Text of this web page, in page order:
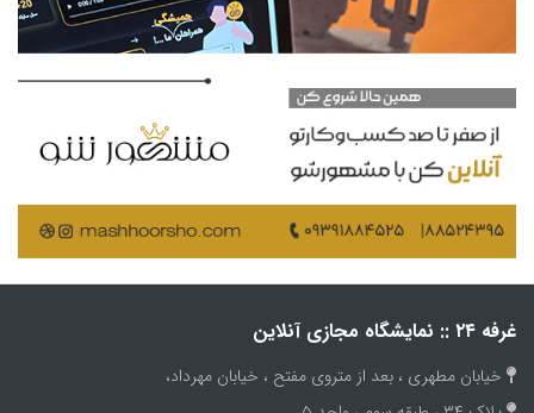
غرفه ۲۴ :: نمایشگاه مجازی آنلاین
خیابان مطهری ، بعد از متروی مفتح ، خیابان مهرداد،